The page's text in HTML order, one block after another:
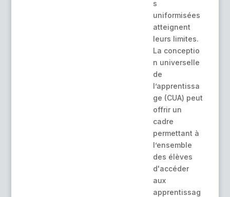
s
uniformisées
atteignent
leurs limites.
La conceptio
n universelle
de
l’apprentissa
ge (CUA) peut
offrir un
cadre
permettant à
l’ensemble
des élèves
d'accéder
aux
apprentissag